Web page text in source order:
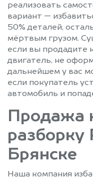
реализовать
вариант —
50% деталей,
мёртвым грузом.
если вы продадите
двигатель, не
дальнейшем у вас
если покупатель
автомобиль и
Продажа
разборку
Брянске
Наша компания